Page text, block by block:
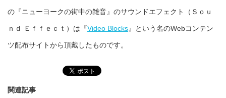
の『ニューヨークの街中の雑音』のサウンドエフェクト（Ｓｏｕ
ｎｄ Ｅｆｆｅｃｔ）は『Video Blocks』という名のWebコンテン
ツ配布サイトから頂戴したものです。
関連記事